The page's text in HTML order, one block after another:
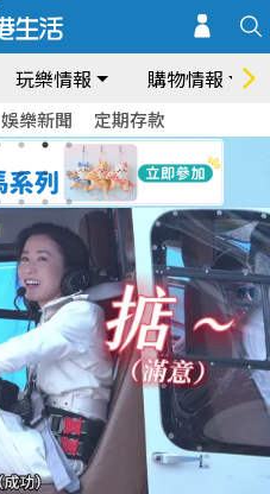
玩樂情報 購物情報
娛樂新聞 定期存款